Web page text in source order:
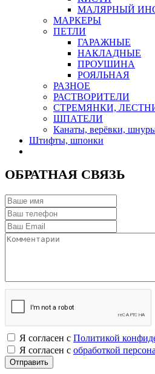
МАЛЯРНЫЙ
МАРКЕРЫ
ПЕТЛИ
ГАРАЖНЫЕ
НАКЛАДНЫЕ
ПРОУШИНА
РОЯЛЬНАЯ
РАЗНОЕ
РАСТВОРИТЕЛИ
СТРЕМЯНКИ,
ШПАТЕЛИ
Канаты, верёвки,
Штифты, шпонки
ОБРАТНАЯ СВЯЗЬ
Я согласен с Политикой
Я согласен с обработкой